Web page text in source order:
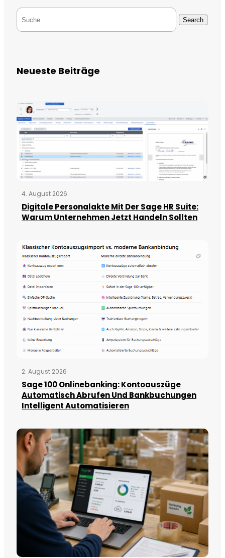
Search
Neueste Beiträge
4. August 2026
Digitale Personalakte Mit Der Sage HR Suite:
Warum Unternehmen Jetzt Handeln Sollten
2. August 2026
Sage 100 Onlinebanking: Kontoauszüge
Automatisch Abrufen Und Bankbuchungen
Intelligent Automatisieren